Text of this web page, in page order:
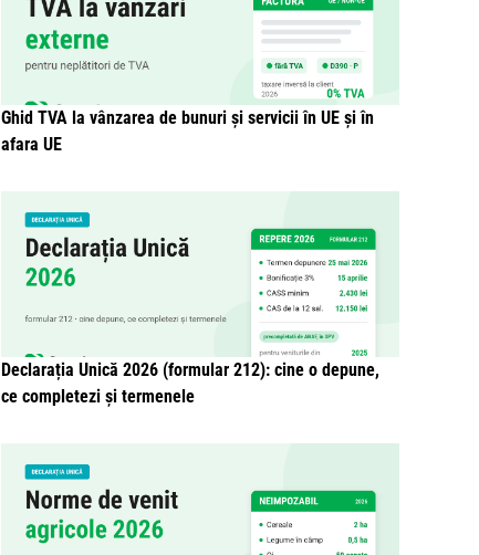
Ghid TVA la vânzarea de bunuri și servicii în UE și în
afara UE
Declarația Unică 2026 (formular 212): cine o depune,
ce completezi și termenele